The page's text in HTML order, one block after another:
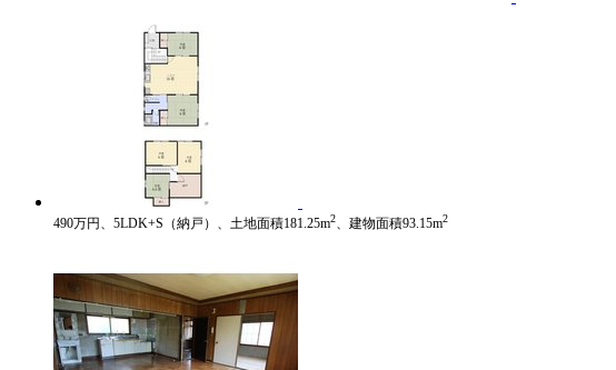
490万円、5LDK+S（納戸）、土地面積181.25m2 、建物面積93.15m2